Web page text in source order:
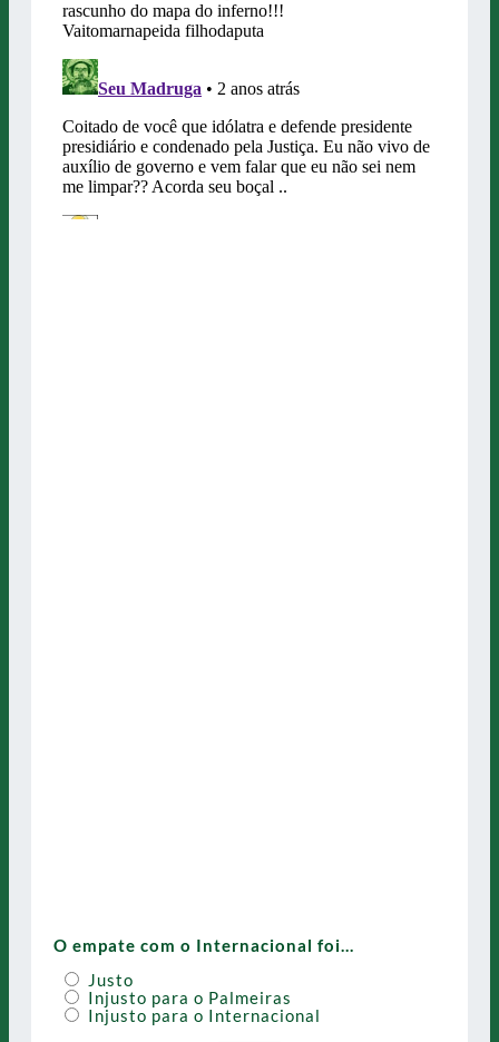
O empate com o Internacional foi…
Justo
Injusto para o Palmeiras
Injusto para o Internacional